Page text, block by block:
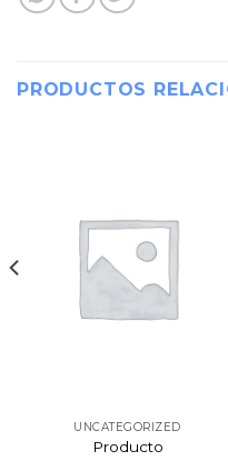
PRODUCTOS
UNCATEGORIZED
Producto